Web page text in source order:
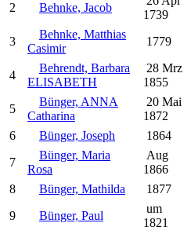
2 Behnke, Jacob
1739
3
Behnke, Matthias
Casimir
1779
4
Behrendt, Barbara
ELISABETH
28 Mrz
1855
5
Bünger, ANNA
Catharina
20 Mai
1872
6
Bünger, Joseph 1864
7
Bünger, Maria
Rosa
Aug
1866
8
Bünger, Mathilda 1877
9
Bünger, Paul
um
1821